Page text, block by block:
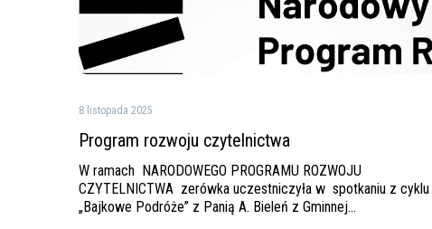
8 listopada 2025
Program rozwoju czytelnictwa
W ramach NARODOWEGO PROGRAMU ROZWOJU
CZYTELNICTWA zerówka uczestniczyła w spotkaniu z cyklu
„Bajkowe Podróże” z Panią A. Bieleń z Gminnej…